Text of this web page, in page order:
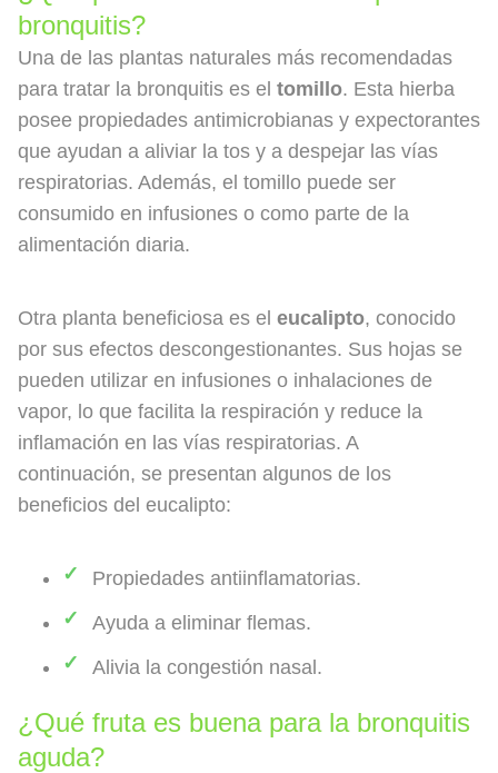
bronquitis?
Una de las plantas naturales más recomendadas
para tratar la bronquitis es el tomillo. Esta hierba
posee propiedades antimicrobianas y expectorantes
que ayudan a aliviar la tos y a despejar las vías
respiratorias. Además, el tomillo puede ser
consumido en infusiones o como parte de la
alimentación diaria.
Otra planta beneficiosa es el eucalipto, conocido
por sus efectos descongestionantes. Sus hojas se
pueden utilizar en infusiones o inhalaciones de
vapor, lo que facilita la respiración y reduce la
inflamación en las vías respiratorias. A
continuación, se presentan algunos de los
beneficios del eucalipto:
Propiedades antiinflamatorias.
Ayuda a eliminar flemas.
Alivia la congestión nasal.
¿Qué fruta es buena para la bronquitis
aguda?